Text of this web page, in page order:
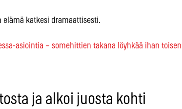
katkesi dramaattisesti.
asiointia – somehittien takana löyhkää ihan
ja alkoi juosta kohti